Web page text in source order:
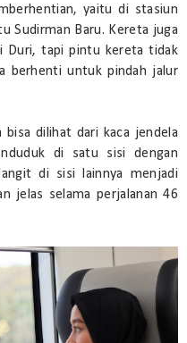
yaitu di stasiun
Sudirman Baru. Kereta juga
Duri, tapi pintu kereta tidak
berhenti untuk pindah jalur
bisa dilihat dari kaca jendela
di satu sisi dengan
di sisi lainnya menjadi
jelas selama perjalanan 46